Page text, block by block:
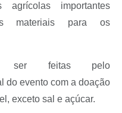
agrícolas importantes
materiais para os
ser feitas pelo
do evento com a doação
exceto sal e açúcar.